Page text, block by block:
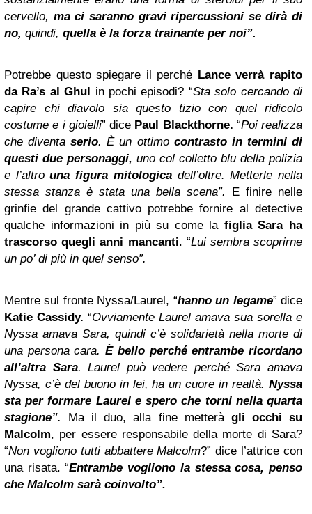
cervello, ma ci saranno gravi ripercussioni se dirà di
no, quindi, quella è la forza trainante per noi”.
Potrebbe questo spiegare il perché Lance verrà rapito
da Ra’s al Ghul in pochi episodi? “Sta solo cercando di
capire chi diavolo sia questo tizio con quel ridicolo
costume e i gioielli” dice Paul Blackthorne. “Poi realizza
che diventaserio. È un ottimo contrasto in termini di
questi due personaggi, uno col colletto blu della polizia
e l’altrouna figura mitologica dell’oltre. Metterle nella
stessa stanza è stata una bella scena”.
E finire nelle
grinfie del grande cattivo potrebbe fornire al detective
qualche informazioni in più su come la figlia Sara ha
trascorso quegli anni mancanti. “Lui sembra scoprirne
un po’ di più in quel senso”.
Mentre sul fronte Nyssa/Laurel, “hanno un legame” dice
Katie Cassidy. “Ovviamente Laurel amava sua sorella e
Nyssa amava Sara, quindi c’è solidarietà nella morte di
una persona cara.È bello perché entrambe ricordano
all’altra Sara. Laurel può vedere perché Sara amava
Nyssa, c’è del buono in lei, ha un cuore in realtà. Nyssa
sta per formare Laurel e spero che torni nella quarta
stagione”. Ma il duo, alla fine metterà gli occhi su
Malcolm, per essere responsabile della morte di Sara?
“Non vogliono tutti abbattere Malcolm?” dice l’attrice con
una risata. “Entrambe vogliono la stessa cosa, penso
che Malcolm sarà coinvolto”.